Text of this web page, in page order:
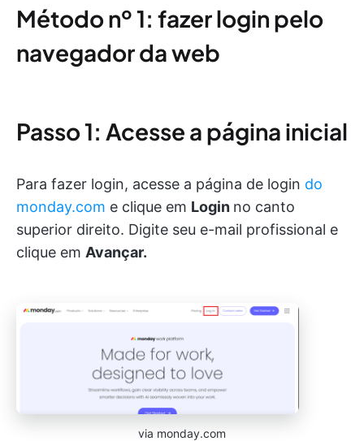
Método nº 1: fazer login pelo
navegador da web
Passo 1: Acesse a página inicial
Para fazer login, acesse a página de login do
monday.com e clique em Login no canto
superior direito. Digite seu e-mail profissional e
clique em Avançar.
via monday.com